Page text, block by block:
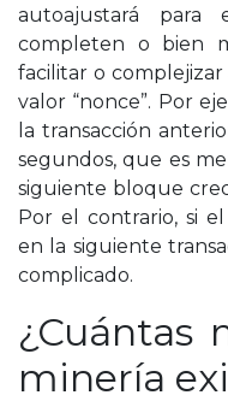
autoajustará
completen o bien
facilitar o complejizar
valor “nonce”. Por
la transacción
segundos, que es
siguiente bloque
Por el contrario, si
en la siguiente
complicado.
¿Cuántas
minería